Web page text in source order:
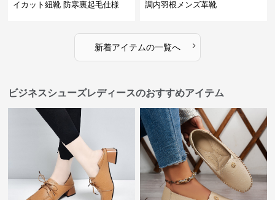
イカット紐靴 防寒裏起毛仕様
調内羽根メンズ革靴
新着アイテムの一覧へ ›
ビジネスシューズレディースのおすすめアイテム